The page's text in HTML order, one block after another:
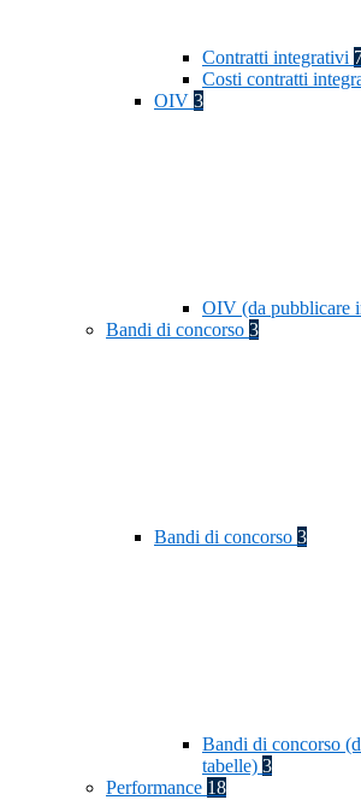
Contratti integrativi
Costi contratti
OIV 3
OIV (da pubblicare
Bandi di concorso 3
Bandi di concorso 3
Bandi di concorso
tabelle) 3
Performance 18